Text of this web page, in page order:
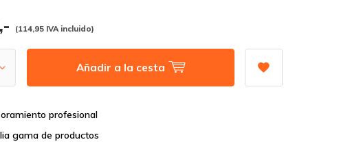
(114,95 IVA incluido)
Añadir a la cesta
profesional
gama de productos